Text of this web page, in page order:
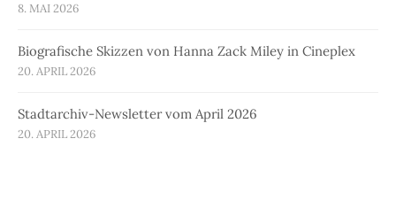
8. MAI 2026
Biografische Skizzen von Hanna Zack Miley in Cineplex
20. APRIL 2026
Stadtarchiv-Newsletter vom April 2026
20. APRIL 2026